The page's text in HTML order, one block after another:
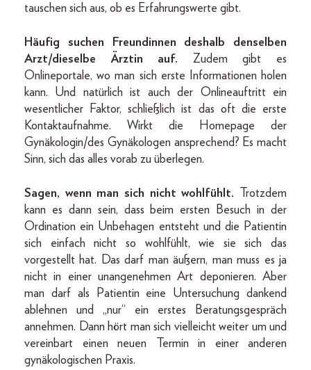
tauschen sich aus, ob es Erfahrungswerte gibt.
Häufig suchen Freundinnen deshalb denselben
Arzt/dieselbe Ärztin auf. Zudem gibt es
Onlineportale, wo man sich erste Informationen holen
kann. Und natürlich ist auch der Onlineauftritt ein
wesentlicher Faktor, schließlich ist das oft die erste
Kontaktaufnahme. Wirkt die Homepage der
Gynäkologin/des Gynäkologen ansprechend? Es macht
Sinn, sich das alles vorab zu überlegen.
Sagen, wenn man sich nicht wohlfühlt. Trotzdem
kann es dann sein, dass beim ersten Besuch in der
Ordination ein Unbehagen entsteht und die Patientin
sich einfach nicht so wohlfühlt, wie sie sich das
vorgestellt hat. Das darf man äußern, man muss es ja
nicht in einer unangenehmen Art deponieren. Aber
man darf als Patientin eine Untersuchung dankend
ablehnen und „nur“ ein erstes Beratungsgespräch
annehmen. Dann hört man sich vielleicht weiter um und
vereinbart einen neuen Termin in einer anderen
gynäkologischen Praxis.